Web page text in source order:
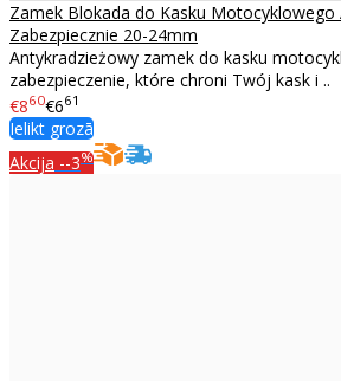
Zamek Blokada do Kasku Motocyklowego
Zabezpiecznie 20-24mm
Antykradzieżowy zamek do kasku
zabezpieczenie, które chroni Twój kask i ..
€860€661
Ielikt grozā
Akcija --3%